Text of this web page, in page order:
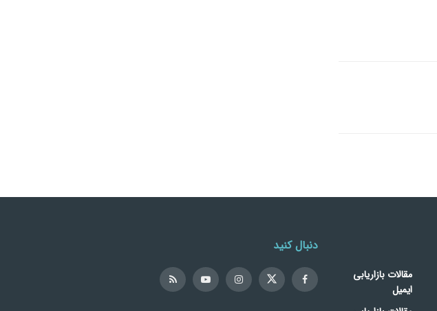
مقالات بازاریابی
ایمیل
دنبال کنید